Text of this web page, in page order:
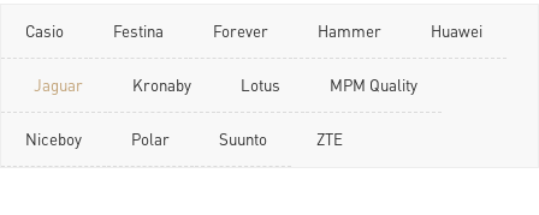
Casio Festina Forever Hammer Huawei
Jaguar Kronaby Lotus MPM Quality
Niceboy Polar Suunto ZTE